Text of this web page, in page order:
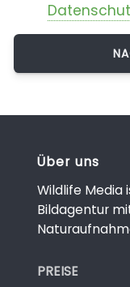
Über uns
Wildlife Media
Bildagentur
PREISE